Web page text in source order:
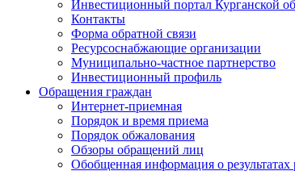
Инвестиционный портал Курганской
Контакты
Форма обратной связи
Ресурсоснабжающие организации
Муниципально-частное партнерство
Инвестиционный профиль
Обращения граждан
Интернет-приемная
Порядок и время приема
Порядок обжалования
Обзоры обращений лиц
Обобщенная информация о